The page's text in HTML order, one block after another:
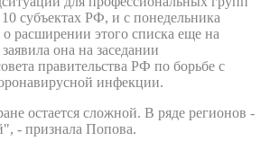
субъектах РФ, и с понедельника
расширении этого списка еще на
она на заседании
правительства РФ по борьбе с
инфекции.
остается сложной. В ряде регионов -
- признала Попова.